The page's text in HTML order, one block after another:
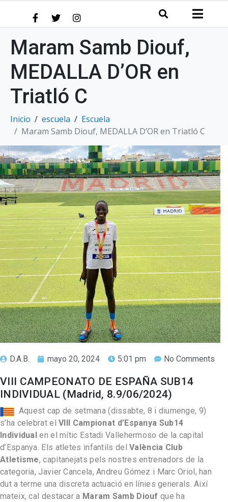
Maram Samb Diouf,
MEDALLA D’OR en
Triatló C
Inicio escuela
Escuela
Maram Samb Diouf, MEDALLA D’OR en Triatló C
D.A.B. mayo 20, 2024 5:01 pm No Comments
VIII CAMPEONATO DE ESPAÑA SUB14
INDIVIDUAL (Madrid, 8.9/06/2024)
Aquest cap de setmana (dissabte, 8 i diumenge, 9)
s’ha celebrat elVIII Campionat d’Espanya Sub14
Individual en el mític Estadi Vallehermoso de la capital
d’Espanya. Els atletes infantils delValència Club
Atletisme, capitanejats pels nostres entrenadors de la
categoria, Javier Cancela, Andreu Gómez i Marc Oriol, han
dut a terme una discreta actuació en línies generals. Així
mateix, cal destacar a Maram Samb Diouf que ha